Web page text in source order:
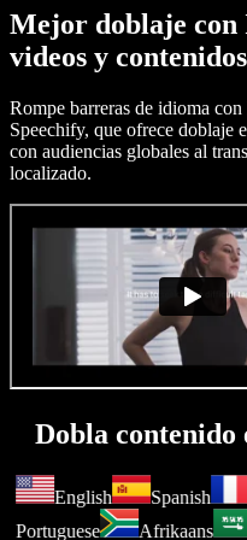
Mejor doblaje con
videos y contenidos
Rompe barreras de idioma
Speechify, que ofrece doblaje
con audiencias globales al
localizado.
Dobla contenido
English Spanish
Portuguese
Afrikaans